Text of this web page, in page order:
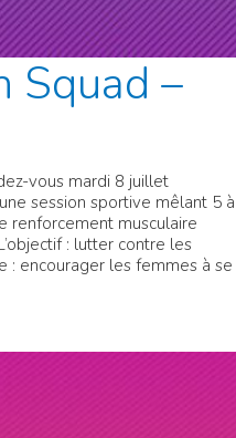
Squad –
vous mardi 8 juillet
session sportive mêlant 5 à
renforcement musculaire
: lutter contre les
: encourager les femmes à se